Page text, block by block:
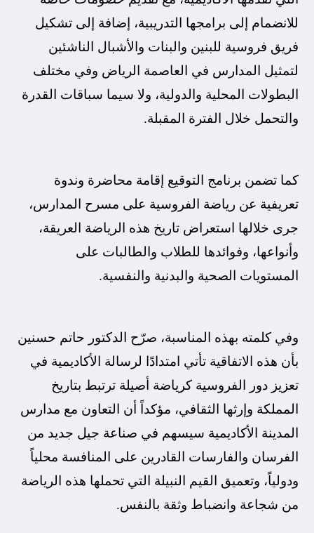
للانضمام إلى برامجها التدريبية، إضافة إلى تشكيل
فريق فروسية للبنين والبنات والأشبال الناشئين
لتمثيل المدارس في العاصمة الرياض وفي مختلف
البطولات المحلية والدولية، ولا سيما سباقات القدرة
والتحمل خلال الفترة المقبلة.
كما تضمن برنامج التوقيع إقامة محاضرة وندوة
تعريفية عن رياضة الفروسية على مسرح المدارس،
جرى خلالها استعراض تاريخ هذه الرياضة العريقة،
وأنواعها، وفوائدها للطلاب والطالبات على
المستويات الصحية والبدنية والنفسية.
وفي كلمته بهذه المناسبة، صرّح الدكتور حاتم حسنين
بأن هذه الاتفاقية تأتي امتدادًا لرسالة الأكاديمية في
تعزيز دور الفروسية كرياضة أصيلة ترتبط بتاريخ
المملكة وإرثها الثقافي، مؤكداً أن التعاون مع مدارس
المدينة الأكاديمية سيسهم في صناعة جيل جديد من
الفرسان والفارسات القادرين على المنافسة محلياً
ودولياً، وتعميق القيم النبيلة التي تحملها هذه الرياضة
من شجاعة وانضباط وثقة بالنفس.